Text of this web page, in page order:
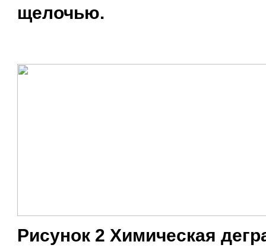
щелочью.
Рисунок 2 Химическая